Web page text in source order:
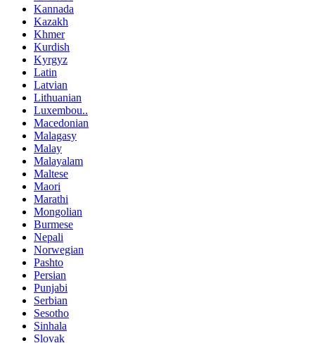
Kannada
Kazakh
Khmer
Kurdish
Kyrgyz
Latin
Latvian
Lithuanian
Luxembou..
Macedonian
Malagasy
Malay
Malayalam
Maltese
Maori
Marathi
Mongolian
Burmese
Nepali
Norwegian
Pashto
Persian
Punjabi
Serbian
Sesotho
Sinhala
Slovak